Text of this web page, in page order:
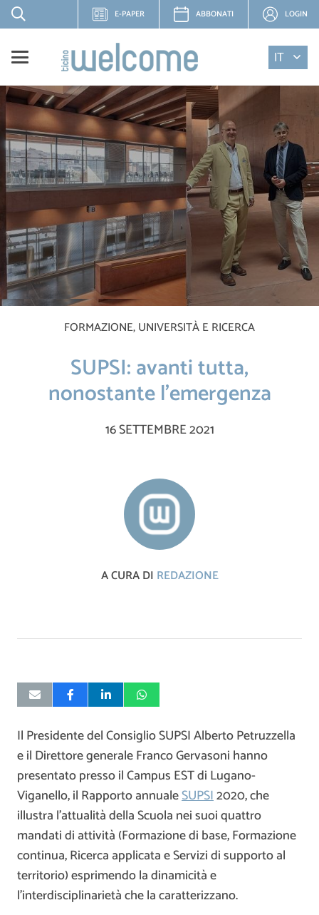
E-PAPER ABBONATI LOGIN
IT
FORMAZIONE, UNIVERSITÀ E RICERCA
SUPSI: avanti tutta,
nonostante l’emergenza
16 SETTEMBRE 2021
A CURA DI REDAZIONE
Il Presidente del Consiglio SUPSI Alberto Petruzzella
e il Direttore generale Franco Gervasoni hanno
presentato presso il Campus EST di Lugano-
Viganello, il Rapporto annualeSUPSI2020, che
illustra l’attualità della Scuola nei suoi quattro
mandati di attività (Formazione di base, Formazione
continua, Ricerca applicata e Servizi di supporto al
territorio) esprimendo la dinamicità e
l’interdisciplinarietà che la caratterizzano.